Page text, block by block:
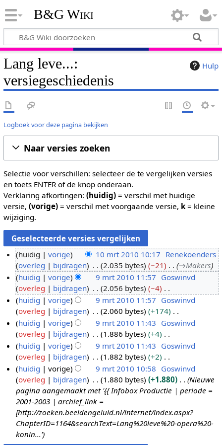
B&G Wiki
Hulp
Lang leve...:
versiegeschiedenis
Logboek voor deze pagina bekijken
Naar versies zoeken
Selectie voor verschillen: selecteer de te vergelijken versies
en toets ENTER of de knop onderaan.
Verklaring afkortingen: (huidig)= verschil met huidige
versie, (vorige)= verschil met voorgaande versie, k= kleine
wijziging.
0
2
1
huidig vorige 10 mrt 2010 10:17 Renekoenders
overleg
bijdragen 2.035 bytes −21 →Makers
m
0
0
huidig vorige 9 mrt 2010 11:57 Goswinvd
overleg
bijdragen 2.056 bytes
−4
G
e
e
n
b
e
w
e
r
k
i
n
g
huidig vorige 9 mrt 2010 11:57 Goswinvd
overleg
bijdragen 2.060 bytes
+174
G
e
e
n
b
e
w
e
r
k
i
n
huidig vorige 9 mrt 2010 11:43 Goswinvd
overleg
bijdragen 1.886 bytes
+4
G
e
e
n
b
e
w
e
r
k
huidig vorige 9 mrt 2010 11:43 Goswinvd
overleg
bijdragen 1.882 bytes
+2
G
e
e
n
b
e
w
huidig vorige 9 mrt 2010 10:58 Goswinvd
overleg
bijdragen 1.880 bytes +1.880
Nieuwe
pagina aangemaakt met '{{ Infobox Productie | periode =
2001-2003 | archief_link =
[http://zoeken.beeldengeluid.nl/internet/index.aspx?
ChapterID=1164&searchText=Lang%20leve%20-opera%20-
konin...'